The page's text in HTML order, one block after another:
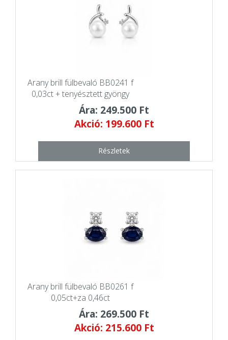
Arany brill fülbevaló BB0241 f
0,03ct + tenyésztett gyöngy
Ára: 249.500 Ft
Akció: 199.600 Ft
Részletek
Arany brill fülbevaló BB0261 f
0,05ct+za 0,46ct
Ára: 269.500 Ft
Akció: 215.600 Ft